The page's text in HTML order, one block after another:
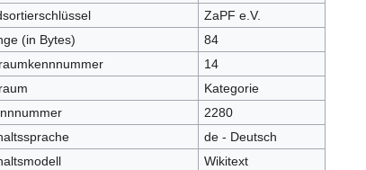
ZaPF e.V.
(in Bytes)
84
14
Kategorie
2280
de - Deutsch
Wikitext